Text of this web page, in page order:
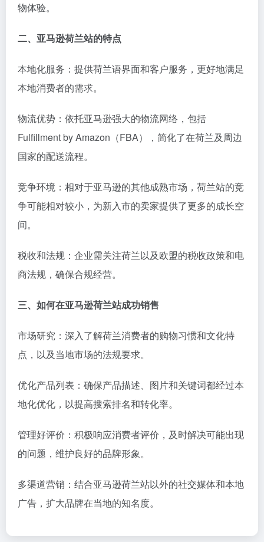
物体验。
二、亚马逊荷兰站的特点
本地化服务：提供荷兰语界面和客户服务，更好地满足
本地消费者的需求。
物流优势：依托亚马逊强大的物流网络，包括
Fulfillment by Amazon（FBA），简化了在荷兰及周边
国家的配送流程。
竞争环境：相对于亚马逊的其他成熟市场，荷兰站的竞
争可能相对较小，为新入市的卖家提供了更多的成长空
间。
税收和法规：企业需关注荷兰以及欧盟的税收政策和电
商法规，确保合规经营。
三、如何在亚马逊荷兰站成功销售
市场研究：深入了解荷兰消费者的购物习惯和文化特
点，以及当地市场的法规要求。
优化产品列表：确保产品描述、图片和关键词都经过本
地化优化，以提高搜索排名和转化率。
管理好评价：积极响应消费者评价，及时解决可能出现
的问题，维护良好的品牌形象。
多渠道营销：结合亚马逊荷兰站以外的社交媒体和本地
广告，扩大品牌在当地的知名度。